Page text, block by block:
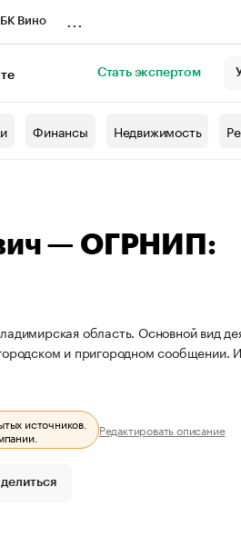
Вино
Стать экспертом
Финансы Недвижимость
— ОГРНИП:
область. Основной вид
и пригородном сообщении.
источников.
Редактировать описание